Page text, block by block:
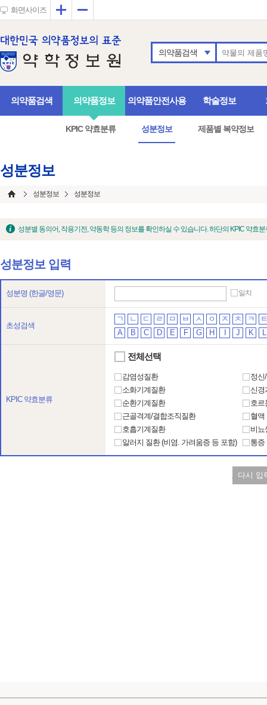
화면사이즈 확대
의약품검색
의약품검색 의약품정보
KPIC 약효분류 성분정보 제품별 복약정보
의약품안전사용 학술정보
성분정보
성분정보 성분정보
성분별 동의어, 작용기전, 약동학 등의 정보를 확인하실 수 있습니다. 하단의 KPIC 약효
성분정보 입력
성분명 (한글/영문) 일치
초성검색
ㄱ ㄴ ㄷ ㄹ ㅁ ㅂ ㅅ ㅇ ㅈ ㅊ ㅋ
ㅌ
A
B C D E F G H J K L
KPIC 약효분류
전체선택
감염성질환
소화기계질환
순환기계질환
근골격계/결합조직질환
호흡기계질환
알러지 질환 (비염. 가려움증 등 포함)
정신
신경
호르
혈액
비뇨
통증
다시 입